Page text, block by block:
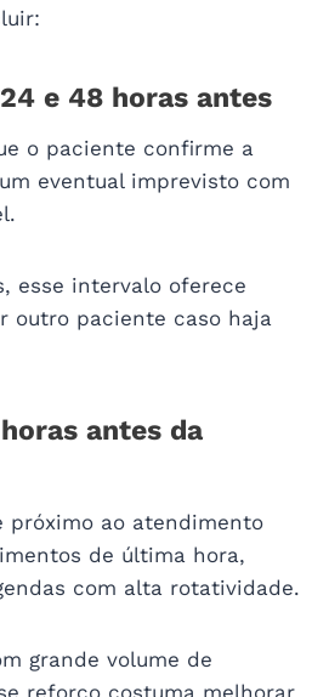
e 48 horas antes
o paciente confirme a
eventual imprevisto com
esse intervalo oferece
outro paciente caso haja
antes da
próximo ao atendimento
de última hora,
com alta rotatividade.
grande volume de